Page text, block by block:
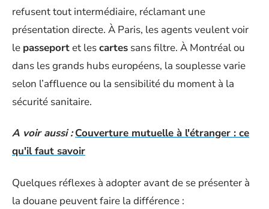
refusent tout intermédiaire, réclamant une
présentation directe. À Paris, les agents veulent voir
le passeportet lescartes sans filtre. À Montréal ou
dans les grands hubs européens, la souplesse varie
selon l’affluence ou la sensibilité du moment à la
sécurité sanitaire.
A voir aussi : Couverture mutuelle à l'étranger : ce
qu'il faut savoir
Quelques réflexes à adopter avant de se présenter à
la douane peuvent faire la différence :